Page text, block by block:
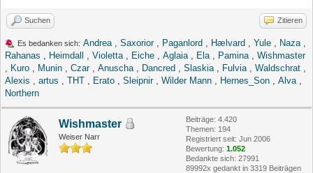
Suchen Zitieren
Es bedanken sich: Andrea Saxorior, Paganlord Hælvard Yule Naza
Rahanas
Heimdall Violetta Eiche Aglaia Ela Pamina
Wishmaster
Kuro Munin Czar, Anuscha Dancred Slaskia Fulvia Waldschrat
Alexis
artus THT Erato Sleipnir, Wilder Mann Hernes_Son Alva
Northern
Wishmaster
Weiser Narr
Beiträge: 4.420
Themen: 194
Registriert seit: Jun 2006
Bewertung: 1.052
Bedankte sich: 27991
89992x gedankt in 3319 Beiträgen